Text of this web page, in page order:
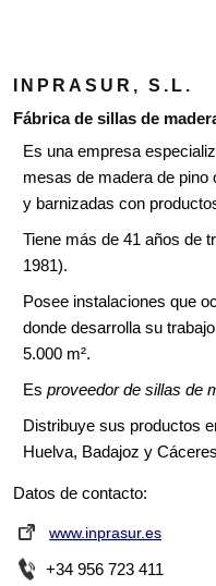
INPRASUR, S.L.
Fábrica de sillas de
Es una empresa
mesas de madera de pino
y barnizadas con
Tiene más de 41 años de
1981).
Posee instalaciones que
donde desarrolla su
5.000 m².
Es proveedor de sillas de
Distribuye sus productos
Huelva, Badajoz y
Datos de contacto:
www.inprasur.es
+34 956 723 411